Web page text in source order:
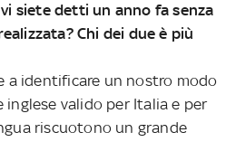
siete detti un anno fa senza
Chi dei due è più
a identificare un nostro modo
inglese valido per Italia e per
riscuotono un grande